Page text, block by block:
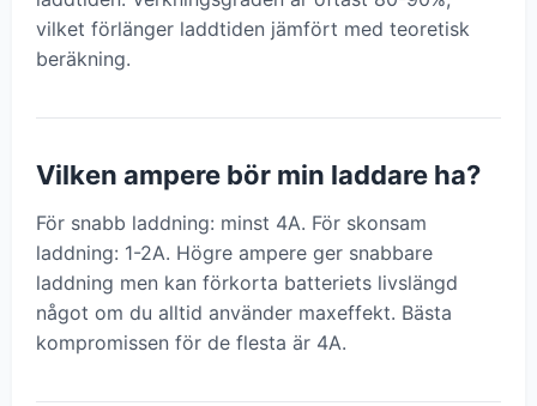
vilket förlänger laddtiden jämfört med teoretisk
beräkning.
Vilken ampere bör min laddare ha?
För snabb laddning: minst 4A. För skonsam
laddning: 1-2A. Högre ampere ger snabbare
laddning men kan förkorta batteriets livslängd
något om du alltid använder maxeffekt. Bästa
kompromissen för de flesta är 4A.